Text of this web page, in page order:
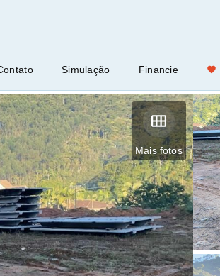
Simulação Financie
Mais fotos